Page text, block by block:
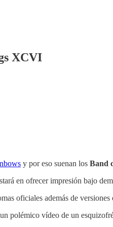
XCVI
y por eso suenan los Band
en ofrecer impresión bajo
oficiales además de
polémico vídeo de un